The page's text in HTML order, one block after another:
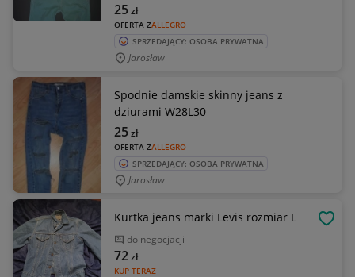
OFERTA ZALLEGRO
25zł
SPRZEDAJĄCY: OSOBA PRYWATNA
Jarosław
Spodnie damskie skinny jeans z
dziurami W28L30
OFERTA ZALLEGRO
25zł
SPRZEDAJĄCY: OSOBA PRYWATNA
Jarosław
Kurtka jeans marki Levis rozmiar L
do negocjacji
KUP TERAZ
72zł